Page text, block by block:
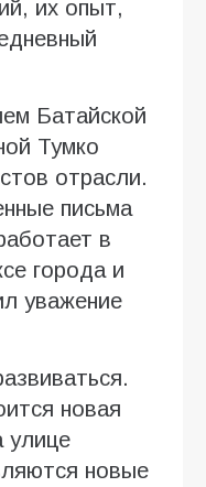
их опыт,
Батайской
Тумко
отрасли.
письма
в
города и
уважение
новая
улице
новые